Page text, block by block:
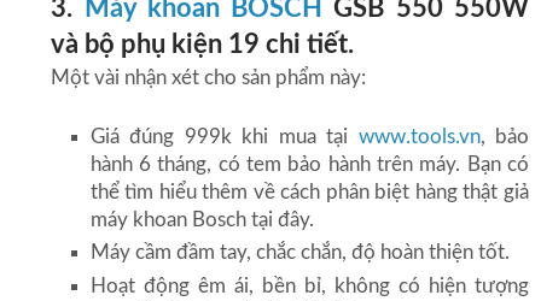
3. Máy khoan BOSCH GSB 550 550W
và bộ phụ kiện 19 chi tiết.
Một vài nhận xét cho sản phẩm này:
Giá đúng 999k khi mua tại www.tools.vn, bảo
hành 6 tháng, có tem bảo hành trên máy. Bạn có
thể tìm hiểu thêm về cách phân biệt hàng thật giả
máy khoan Bosch tại đây.
Máy cầm đầm tay, chắc chắn, độ hoàn thiện tốt.
Hoạt động êm ái, bền bỉ, không có hiện tượng